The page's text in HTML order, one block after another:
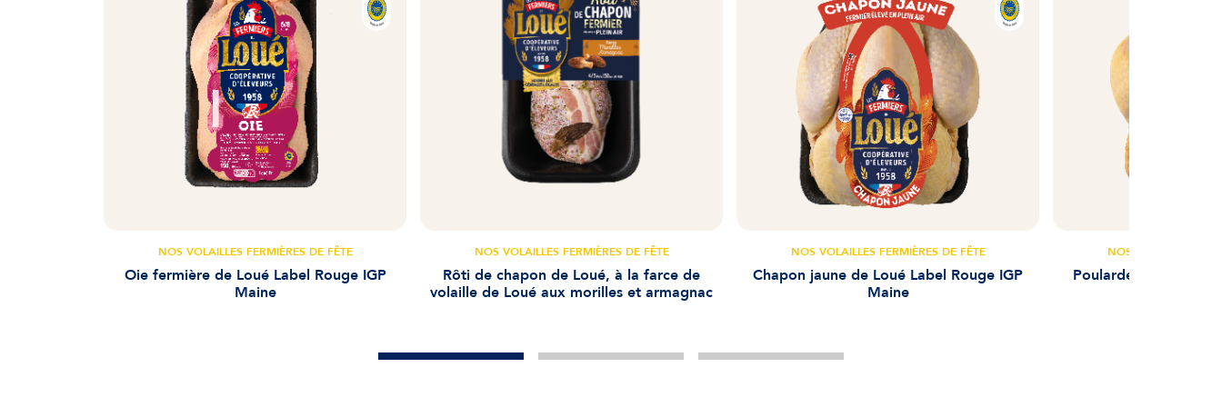
NOS VOLAILLES FERMIÈRES DE FÊTE
Oie fermière de Loué Label Rouge IGP
Maine
NOS VOLAILLES FERMIÈRES DE FÊTE
Rôti de chapon de Loué, à la farce de
volaille de Loué aux morilles et armagnac
NOS VOLAILLES FERMIÈRES DE FÊTE
Chapon jaune de Loué Label Rouge IGP
Maine
NOS VOLAILLES
Poularde jaune